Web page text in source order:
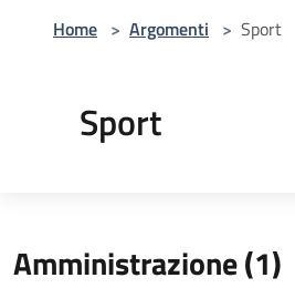
Home > Argomenti > Sport
Sport
Amministrazione (1)